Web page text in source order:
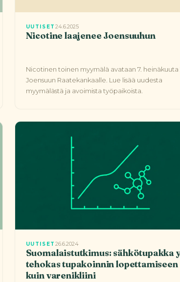
UUTISET 24.6.2025
Nicotine laajenee Joensuuhun
Nicotinen toinen myymälä avataan 7. heinäkuuta
Joensuun Raatekankaalle. Lue lisää uudesta
myymälästä ja avoimista työpaikoista.
UUTISET 26.6.2024
Suomalaistutkimus: sähkötupakka
tehokas tupakoinnin lopettamiseen
kuin varenikliini